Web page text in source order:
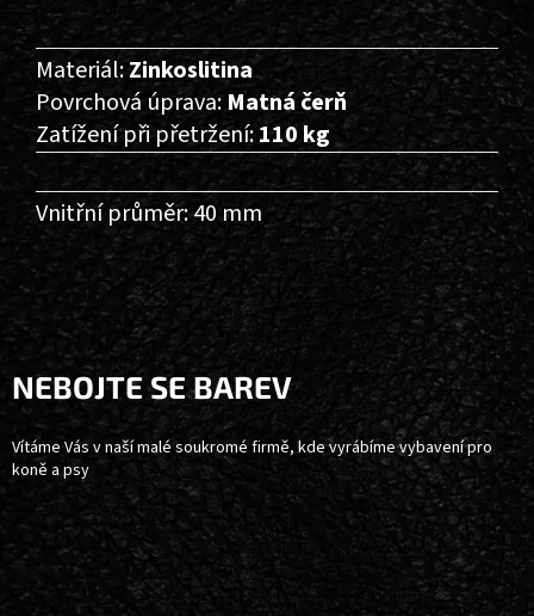
Materiál:Zinkoslitina
Povrchová úprava:Matná čerň
Zatížení při přetržení:110 kg
Vnitřní průměr: 40 mm
ANEBOJTE SE BAREV
Vítáme Vás v naší malé soukromé firmě, kde vyrábíme vybavení pro
koně a psy